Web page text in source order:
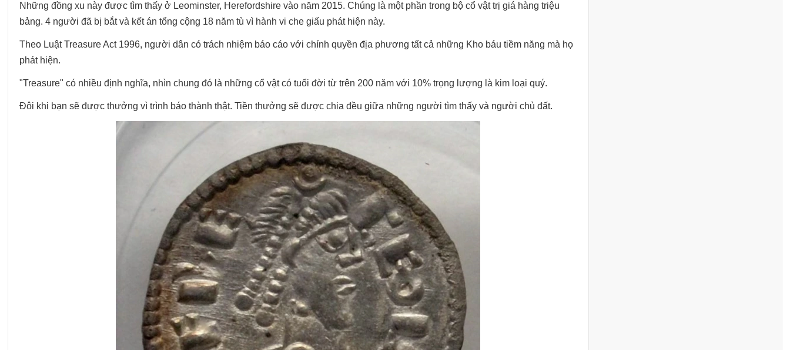
Những đồng xu này được tìm thấy ở Leominster, Herefordshire vào năm 2015. Chúng là một phần trong bộ cổ vật trị giá hàng triệu
bảng. 4 người đã bị bắt và kết án tổng cộng 18 năm tù vì hành vi che giấu phát hiện này.
Theo Luật Treasure Act 1996, người dân có trách nhiệm báo cáo với chính quyền địa phương tất cả những Kho báu tiềm năng mà họ
phát hiện.
"Treasure" có nhiều định nghĩa, nhìn chung đó là những cổ vật có tuổi đời từ trên 200 năm với 10% trọng lượng là kim loại quý.
Đôi khi bạn sẽ được thưởng vì trình báo thành thật. Tiền thưởng sẽ được chia đều giữa những người tìm thấy và người chủ đất.